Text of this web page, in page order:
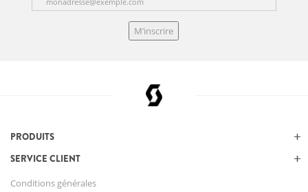
M’inscrire
PRODUITS
SERVICE CLIENT
Conditions générales